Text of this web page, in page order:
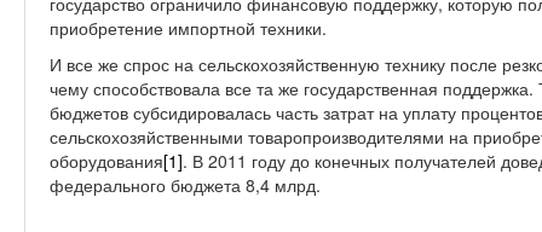
приобретение импортной техники.
И все же спрос на сельскохозяйственную технику после
чему способствовала все та же государственная
бюджетов субсидировалась часть затрат на уплату
сельскохозяйственными товаропроизводителями на
оборудования[1]. В 2011 году до конечных получателей
федерального бюджета 8,4 млрд.